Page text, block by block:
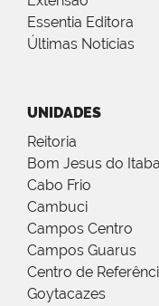
Essentia Editora
Últimas Notícias
UNIDADES
Reitoria
Bom Jesus do
Cabo Frio
Cambuci
Campos Centro
Campos Guarus
Centro de
Goytacazes